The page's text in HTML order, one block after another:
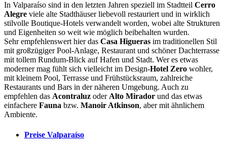
In Valparaíso sind in den letzten Jahren speziell im Stadtteil Cerro
Alegre viele alte Stadthäuser liebevoll restauriert und in wirklich
stilvolle Boutique-Hotels verwandelt worden, wobei alte Strukturen
und Eigenheiten so weit wie möglich beibehalten wurden.
Sehr empfehlenswert hier das Casa Higueras im traditionellen Stil
mit großzügiger Pool-Anlage, Restaurant und schöner Dachterrasse
mit tollem Rundum-Blick auf Hafen und Stadt. Wer es etwas
moderner mag fühlt sich vielleicht im Design-Hotel Zero wohler,
mit kleinem Pool, Terrasse und Frühstücksraum, zahlreiche
Restaurants und Bars in der näheren Umgebung. Auch zu
empfehlen das Acontraluz oder Alto Mirador und das etwas
einfachere Fauna bzw. Manoir Atkinson, aber mit ähnlichem
Ambiente.
Preise Valparaíso